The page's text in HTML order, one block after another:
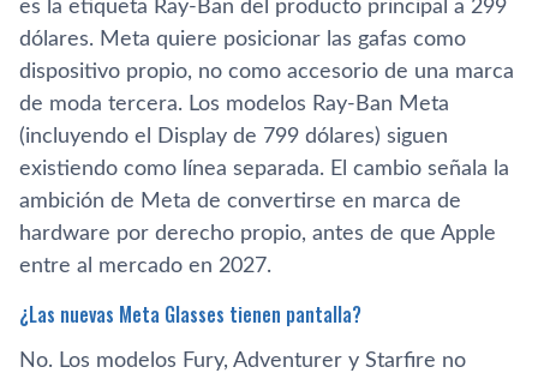
es la etiqueta Ray-Ban del producto principal a 299
dólares. Meta quiere posicionar las gafas como
dispositivo propio, no como accesorio de una marca
de moda tercera. Los modelos Ray-Ban Meta
(incluyendo el Display de 799 dólares) siguen
existiendo como línea separada. El cambio señala la
ambición de Meta de convertirse en marca de
hardware por derecho propio, antes de que Apple
entre al mercado en 2027.
¿Las nuevas Meta Glasses tienen pantalla?
No. Los modelos Fury, Adventurer y Starfire no